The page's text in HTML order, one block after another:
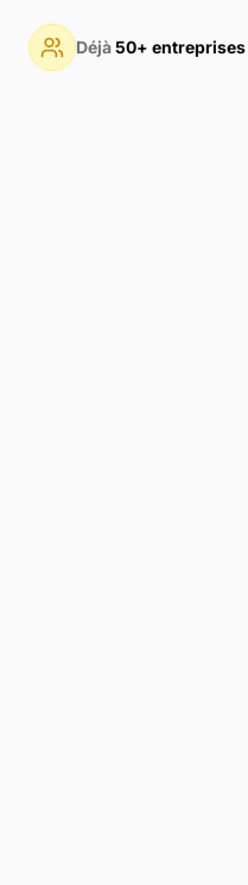
Déjà50+ entreprises